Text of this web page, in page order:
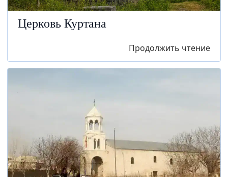
Церковь Куртана
Продолжить чтение